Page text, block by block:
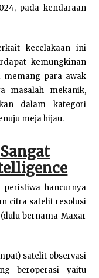
pada kendaraan
kecelakaan ini
kemungkinan
memang para awak
masalah mekanik,
dalam kategori
meja hijau.
hancurnya
citra satelit resolusi
bernama Maxar
satelit observasi
beroperasi yaitu